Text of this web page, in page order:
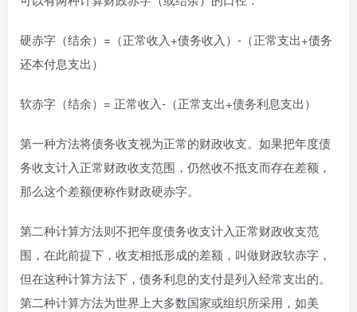
硬赤字（结余）=（正常收入+债务收入）-（正常支出+债务
还本付息支出）
软赤字（结余）= 正常收入-（正常支出+债务利息支出）
第一种方法将债务收支视为正常的财政收支。如果把年度债
务收支计入正常财政收支范围，仍然收不抵支而存在差额，
那么这个差额便称作财政硬赤字。
第二种计算方法则不把年度债务收支计入正常财政收支范
围，在此前提下，收支相抵形成的差额，叫做财政软赤字，
但在这种计算方法下，债务利息的支付是列入经常支出的。
第二种计算方法为世界上大多数国家或组织所采用，如美